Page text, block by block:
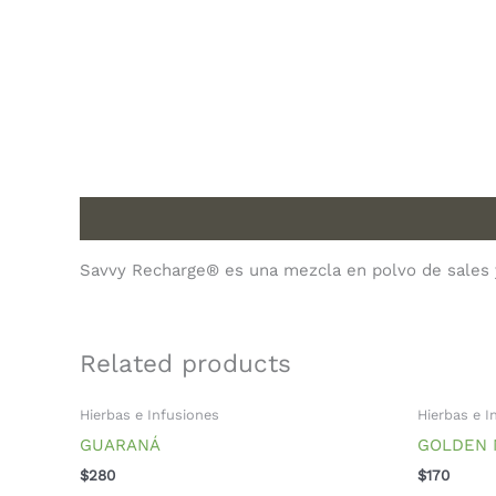
Savvy Recharge® es una mezcla en polvo de
Related products
Hierbas e Infusiones
GUARANÁ
$280
Hierbas e
GOLDEN
$170